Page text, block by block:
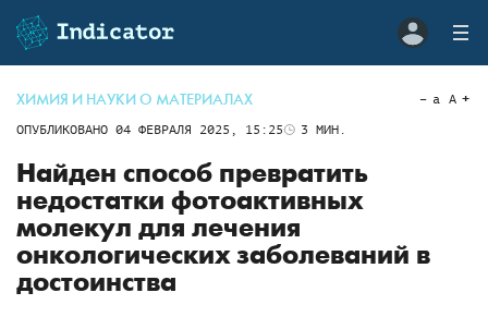
ХИМИЯ И НАУКИ О МАТЕРИАЛАХ
ОПУБЛИКОВАНО 04 ФЕВРАЛЯ 2025, 15:25 3 МИН.
a A
Найден способ превратить
недостатки фотоактивных
молекул для лечения
онкологических заболеваний в
достоинства